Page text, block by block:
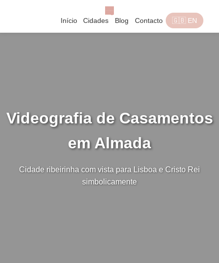
Início Cidades Blog Contacto 🇬🇧 EN
Videografia de Casamentos
em Almada
Cidade ribeirinha com vista para Lisboa e Cristo Rei
simbolicamente